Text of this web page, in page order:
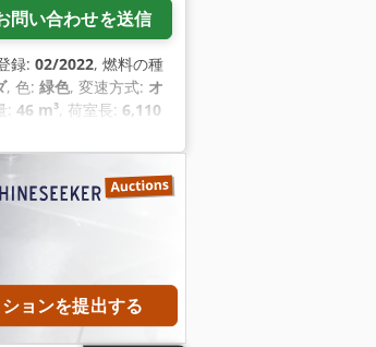
問い合わせを送信
録: 02/2022, 燃料の種
, 色: 緑色, 変速方式: オ
: 46 m³, 荷室長: 6,110
グラム (ESP),
ョンを提出する